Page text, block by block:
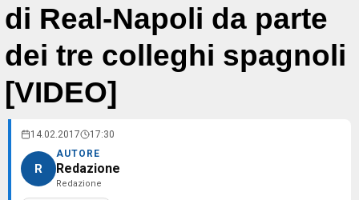
di Real-Napoli da parte
dei tre colleghi spagnoli
[VIDEO]
14.02.2017 17:30
R
AUTORE
Redazione
Redazione